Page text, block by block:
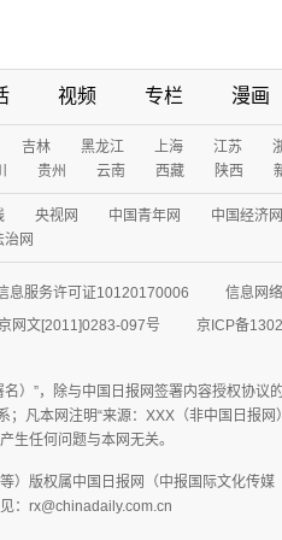
视频 专栏 漫画
吉林 黑龙江 上海 江苏
贵州 云南 西藏 陕西
央视网 中国青年网 中国经济网
治网
息服务许可证10120170006
信息网
网文[2011]0283-097号 京ICP备
）”，除与中国日报网签署内容授权协议
凡本网注明“来源：XXX（非中国日报
生任何问题与本网无关。
）版权属中国日报网（中报国际文化传
：rx@chinadaily.com.cn